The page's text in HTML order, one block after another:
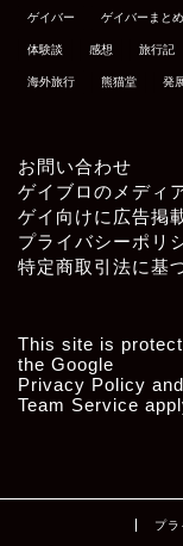
ゲイバー ゲイバーまとめ
体験談 感想 旅行記
海外旅行 熊猫堂 発
お問い合わせ
ゲイブロのメディ
ゲイ向けに広告掲
プライバシーポリ
特定商取引法に基
This site is
the Google
Privacy Policy and
Team Service
プ